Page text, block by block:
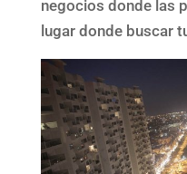
negocios donde las
lugar donde buscar